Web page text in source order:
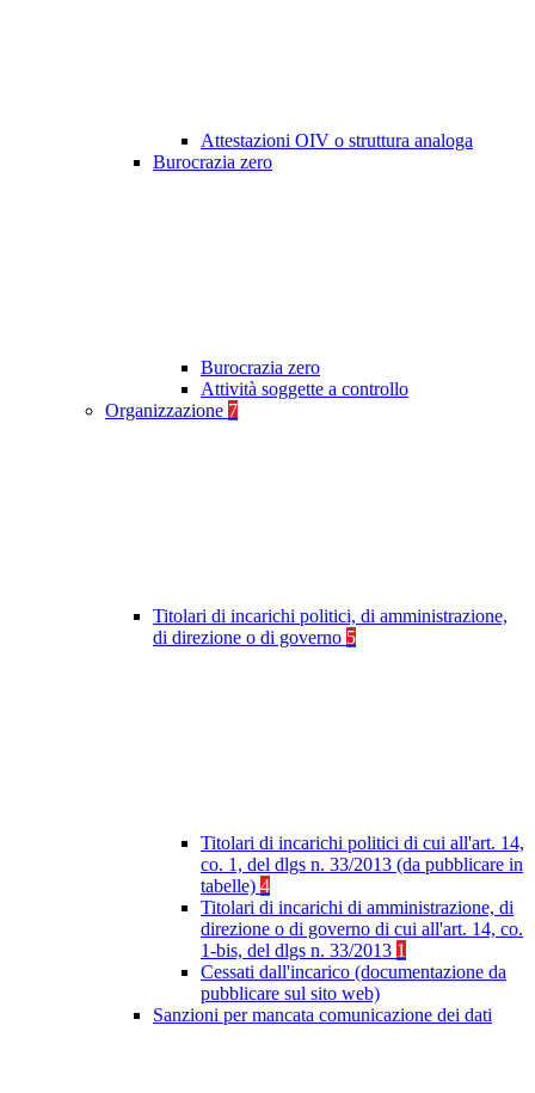
Attestazioni OIV o struttura analoga
Burocrazia zero
Burocrazia zero
Attività soggette a controllo
Organizzazione 7
Titolari di incarichi politici, di amministrazione,
di direzione o di governo 5
Titolari di incarichi politici di cui all'art. 14,
co. 1, del dlgs n. 33/2013 (da pubblicare in
tabelle) 4
Titolari di incarichi di amministrazione, di
direzione o di governo di cui all'art. 14, co.
1-bis, del dlgs n. 33/2013 1
Cessati dall'incarico (documentazione da
pubblicare sul sito web)
Sanzioni per mancata comunicazione dei dati